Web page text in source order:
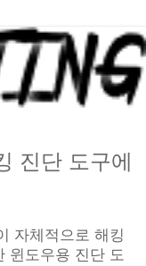
진단 도구에
자체적으로 해킹
윈도우용 진단 도